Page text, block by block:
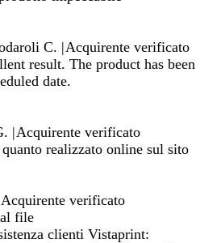
C. |Acquirente verificato
result. The product has been
date.
|Acquirente verificato
realizzato online sul sito
Acquirente verificato
file
clienti Vistaprint: